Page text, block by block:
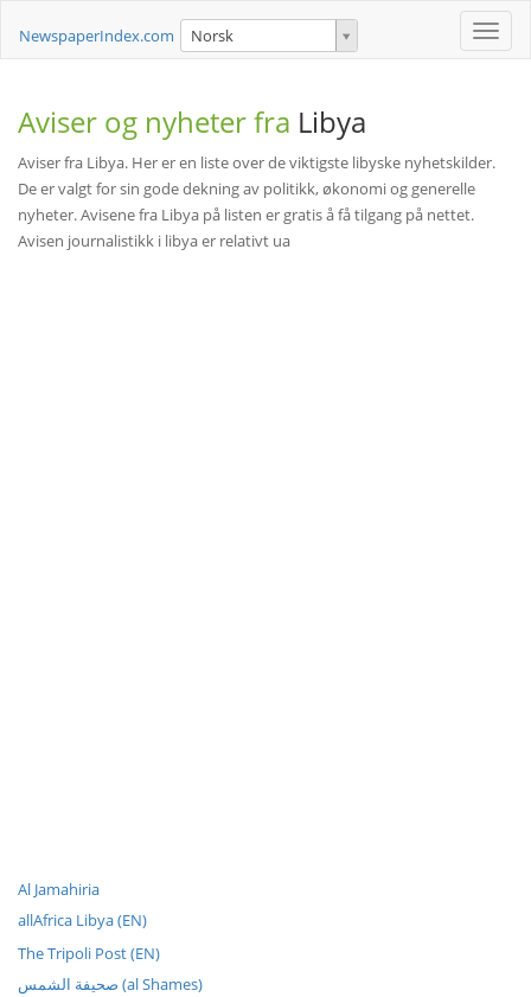
Toggle
NewspaperIndex.com Norsk
Aviser og nyheter fra Libya
Aviser fra Libya. Her er en liste over de viktigste libyske nyhetskilder.
De er valgt for sin gode dekning av politikk, økonomi og generelle
nyheter. Avisene fra Libya på listen er gratis å få tilgang på nettet.
Avisen journalistikk i libya er relativt ua
Al Jamahiria
allAfrica Libya (EN)
The Tripoli Post (EN)
صحيفة الشمس (al Shames)